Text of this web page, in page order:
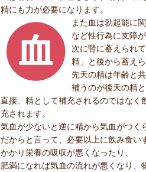
精にも力が必要になります。
また血は勃起能に
など性行為に支障
次に腎に蓄えられ
精」と後から蓄え
先天の精は年齢と
補うのが後天の精
直接、精として補充されるのではな
充されます。
気血が少ないと逆に精から気血がつく
だからと言って、必要以上に飲み食
かかり栄養の吸収が悪くなったり、
肥満になれば気血の流れが悪くなり、